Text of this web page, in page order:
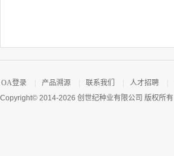
OA登录 产品溯源 联系我们 人才招聘
Copyright© 2014-2026 创世纪种业有限公司 版权所有